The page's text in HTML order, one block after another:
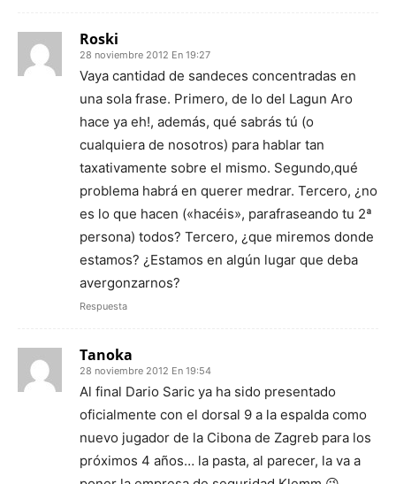
Roski
28 noviembre 2012 En 19:27
Vaya cantidad de sandeces concentradas en
una sola frase. Primero, de lo del Lagun Aro
hace ya eh!, además, qué sabrás tú (o
cualquiera de nosotros) para hablar tan
taxativamente sobre el mismo. Segundo,qué
problema habrá en querer medrar. Tercero, ¿no
es lo que hacen («hacéis», parafraseando tu 2ª
persona) todos? Tercero, ¿que miremos donde
estamos? ¿Estamos en algún lugar que deba
avergonzarnos?
Respuesta
Tanoka
28 noviembre 2012 En 19:54
Al final Dario Saric ya ha sido presentado
oficialmente con el dorsal 9 a la espalda como
nuevo jugador de la Cibona de Zagreb para los
próximos 4 años… la pasta, al parecer, la va a